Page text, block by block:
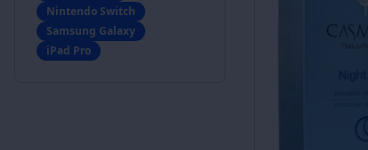
Nintendo Switch
Samsung Galaxy
iPad Pro